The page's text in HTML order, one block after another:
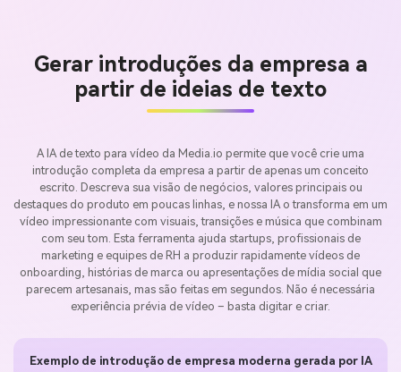
Gerar introduções da empresa a
partir de ideias de texto
A IA de texto para vídeo da Media.io permite que você crie uma
introdução completa da empresa a partir de apenas um conceito
escrito. Descreva sua visão de negócios, valores principais ou
destaques do produto em poucas linhas, e nossa IA o transforma em um
vídeo impressionante com visuais, transições e música que combinam
com seu tom. Esta ferramenta ajuda startups, profissionais de
marketing e equipes de RH a produzir rapidamente vídeos de
onboarding, histórias de marca ou apresentações de mídia social que
parecem artesanais, mas são feitas em segundos. Não é necessária
experiência prévia de vídeo – basta digitar e criar.
Exemplo de introdução de empresa moderna gerada por IA